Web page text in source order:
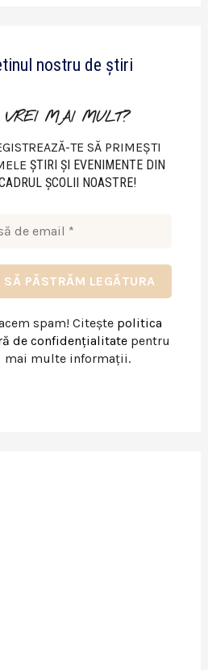
nostru de știri
VREI MAI MULT?
TE SĂ PRIMEȘTI
ŞTIRI ŞI EVENIMENTE DIN
ŞCOLII NOASTRE!
spam! Citește politica
de confidențialitatepentru
mai multe informații.